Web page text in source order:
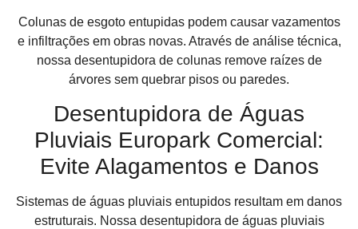
Colunas de esgoto entupidas podem causar vazamentos
e infiltrações em obras novas. Através de análise técnica,
nossa desentupidora de colunas remove raízes de
árvores sem quebrar pisos ou paredes.
Desentupidora de Águas
Pluviais Europark Comercial:
Evite Alagamentos e Danos
Sistemas de águas pluviais entupidos resultam em danos
estruturais. Nossa desentupidora de águas pluviais